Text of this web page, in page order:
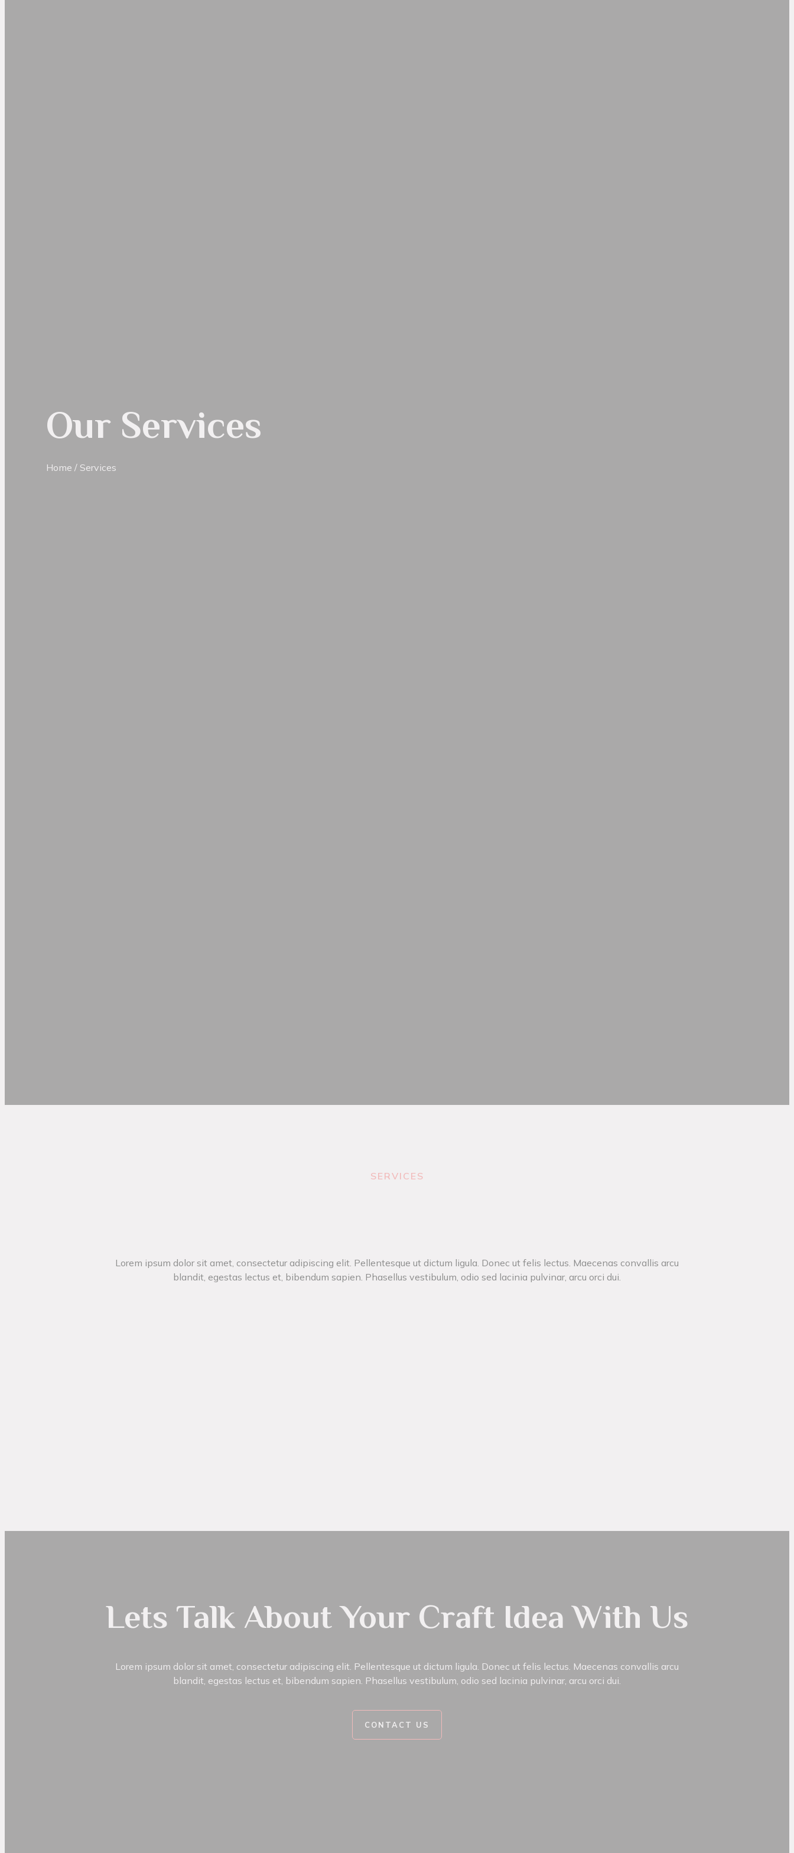
Our Services
Home / Services
SERVICES
Lorem ipsum dolor sit amet, consectetur adipiscing elit. Pellentesque ut dictum ligula. Donec ut felis lectus. Maecenas convallis arcu
blandit, egestas lectus et, bibendum sapien. Phasellus vestibulum, odio sed lacinia pulvinar, arcu orci dui.
Lets Talk About Your Craft Idea With Us
Lorem ipsum dolor sit amet, consectetur adipiscing elit. Pellentesque ut dictum ligula. Donec ut felis lectus. Maecenas convallis arcu
blandit, egestas lectus et, bibendum sapien. Phasellus vestibulum, odio sed lacinia pulvinar, arcu orci dui.
CONTACT US